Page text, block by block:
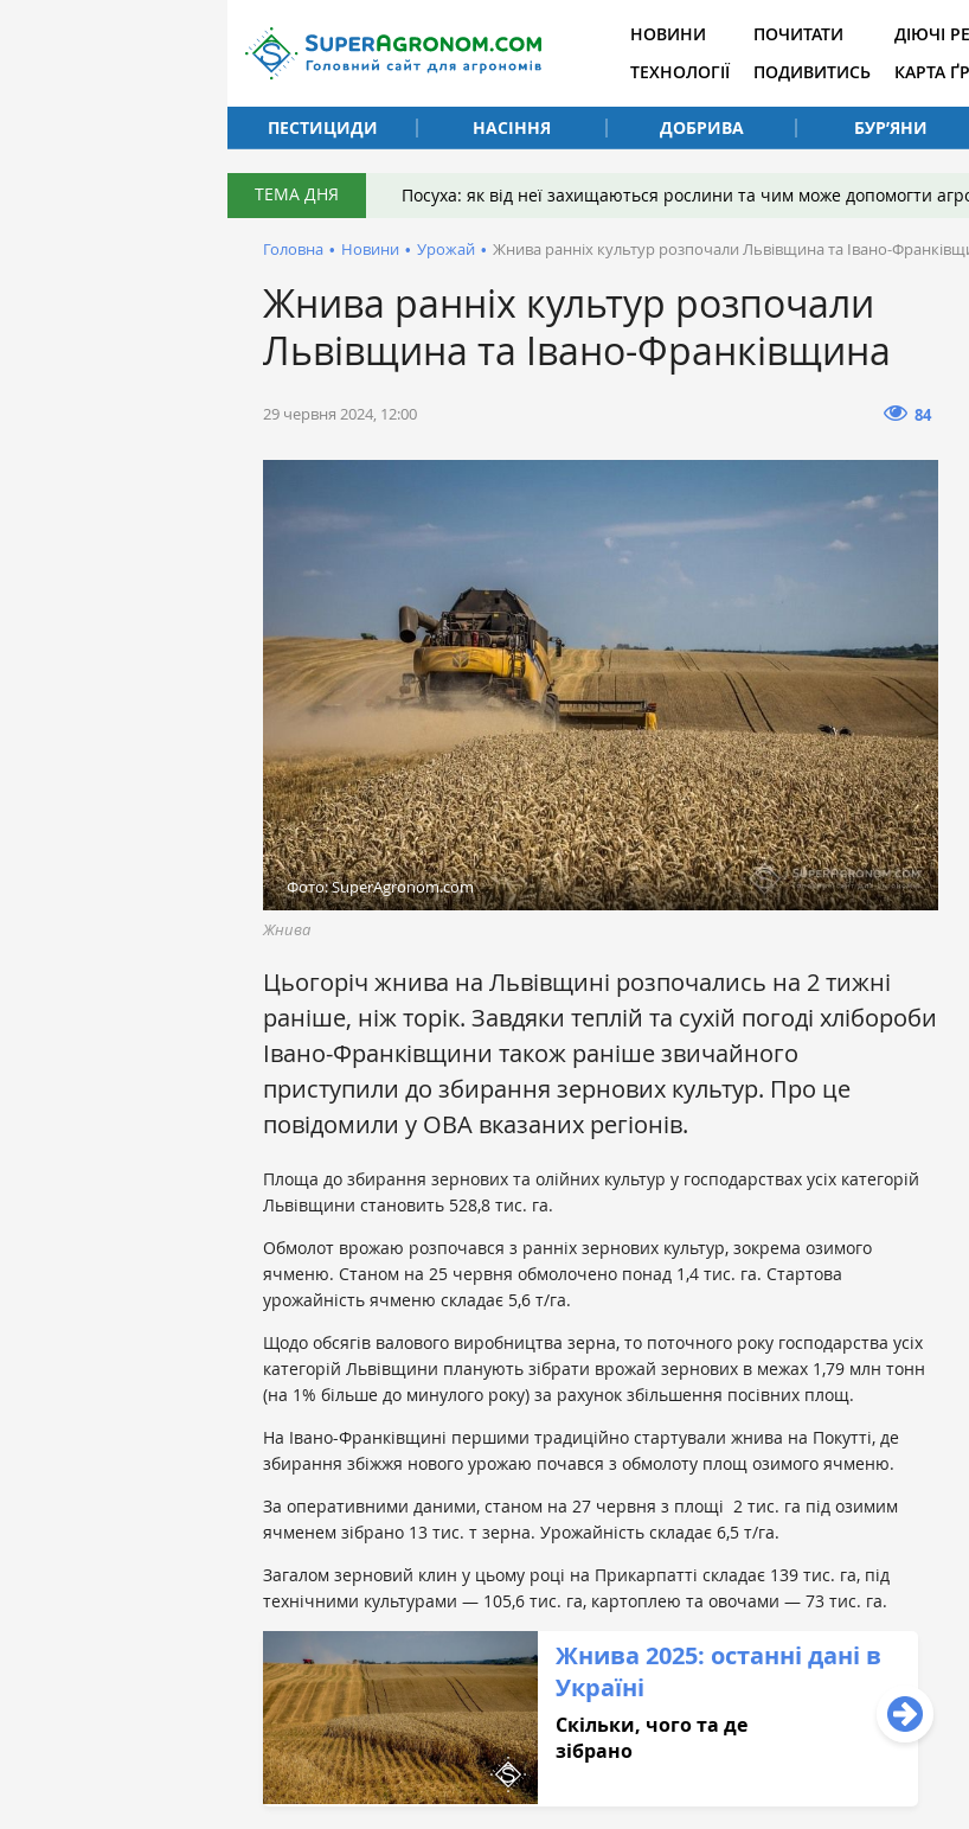
НОВИНИ
ТЕХНОЛОГІЇ
ПОЧИТАТИ
ПОДИВИТИСЬ
ДІЮЧІ
КАРТА
ПЕСТИЦИДИ
НАСІННЯ ДОБРИВА БУР’ЯНИ
ТЕМА ДНЯ Посуха: як від неї захищаються рослини та чим може допомогти
Головна • Новини • Урожай • Жнива ранніх культур розпочали Львівщина та Івано-
Жнива ранніх культур розпочали
Львівщина та Івано-Франківщина
29 червня 2024, 12:00 84
Фото: SuperAgronom.com
Жнива
Цьогоріч жнива на Львівщині розпочались на 2 тижні
раніше, ніж торік. Завдяки теплій та сухій погоді хлібороби
Івано-Франківщини також раніше звичайного
приступили до збирання зернових культур. Про це
повідомили у ОВА вказаних регіонів.
Площа до збирання зернових та олійних культур у господарствах усіх категорій
Львівщини становить 528,8 тис. га.
Обмолот врожаю розпочався з ранніх зернових культур, зокрема озимого
ячменю. Станом на 25 червня обмолочено понад 1,4 тис. га. Стартова
урожайність ячменю складає 5,6 т/га.
Щодо обсягів валового виробництва зерна, то поточного року господарства усіх
категорій Львівщини планують зібрати врожай зернових в межах 1,79 млн тонн
(на 1% більше до минулого року) за рахунок збільшення посівних площ.
На Івано-Франківщині першими традиційно стартували жнива на Покутті, де
збирання збіжжя нового урожаю почався з обмолоту площ озимого ячменю.
За оперативними даними, станом на 27 червня з площі 2 тис. га під озимим
ячменем зібрано 13 тис. т зерна. Урожайність складає 6,5 т/га.
Загалом зерновий клин у цьому році на Прикарпатті складає 139 тис. га, під
технічними культурами — 105,6 тис. га, картоплею та овочами — 73 тис. га.
Жнива 2025: останні дані в
Україні
Скільки, чого та де
зібрано